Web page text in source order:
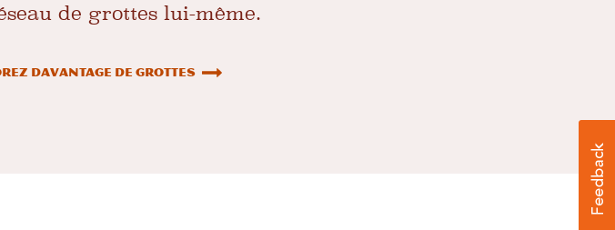
de grottes lui-même.
davantage de grottes